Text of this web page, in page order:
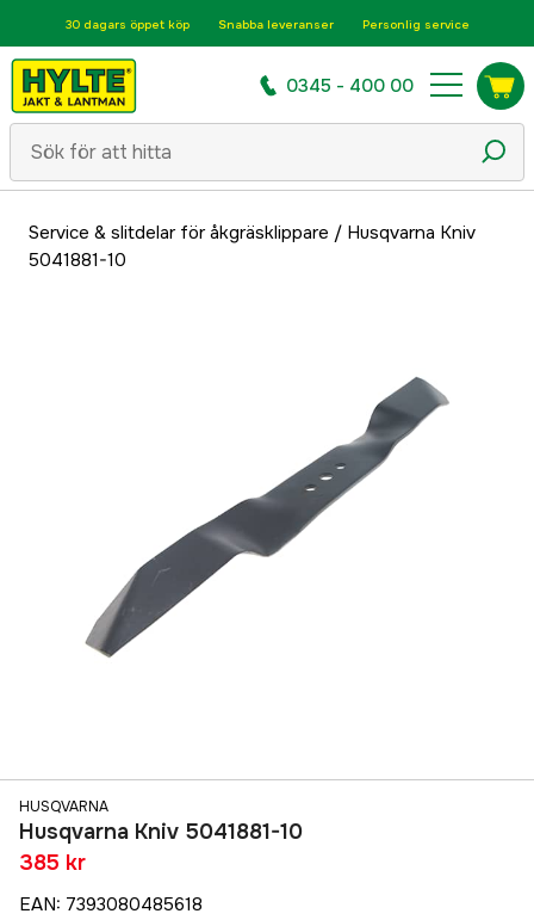
30 dagars öppet köp Snabba leveranser Personlig service
0345 - 400 00
Service & slitdelar för åkgräsklippare / Husqvarna Kniv
5041881-10
HUSQVARNA
Husqvarna Kniv 5041881-10
385 kr
EAN: 7393080485618